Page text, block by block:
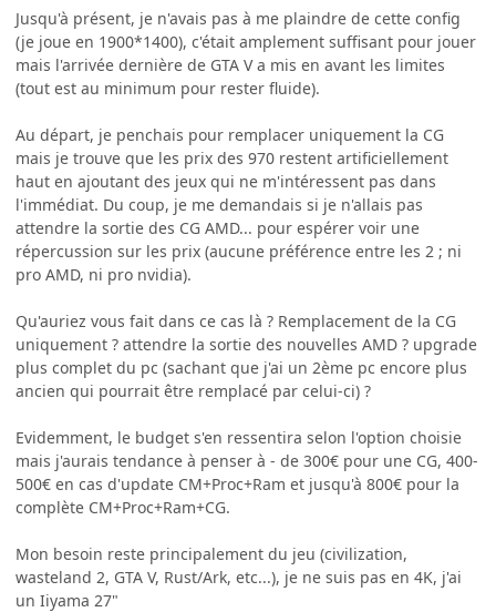
Jusqu'à présent, je n'avais pas à me plaindre de cette config
(je joue en 1900*1400), c'était amplement suffisant pour jouer
mais l'arrivée dernière de GTA V a mis en avant les limites
(tout est au minimum pour rester fluide).
Au départ, je penchais pour remplacer uniquement la CG
mais je trouve que les prix des 970 restent artificiellement
haut en ajoutant des jeux qui ne m'intéressent pas dans
l'immédiat. Du coup, je me demandais si je n'allais pas
attendre la sortie des CG AMD... pour espérer voir une
répercussion sur les prix (aucune préférence entre les 2 ; ni
pro AMD, ni pro nvidia).
Qu'auriez vous fait dans ce cas là ? Remplacement de la CG
uniquement ? attendre la sortie des nouvelles AMD ? upgrade
plus complet du pc (sachant que j'ai un 2ème pc encore plus
ancien qui pourrait être remplacé par celui-ci) ?
Evidemment, le budget s'en ressentira selon l'option choisie
mais j'aurais tendance à penser à - de 300€ pour une CG, 400-
500€ en cas d'update CM+Proc+Ram et jusqu'à 800€ pour la
complète CM+Proc+Ram+CG.
Mon besoin reste principalement du jeu (civilization,
wasteland 2, GTA V, Rust/Ark, etc...), je ne suis pas en 4K, j'ai
un Iiyama 27"